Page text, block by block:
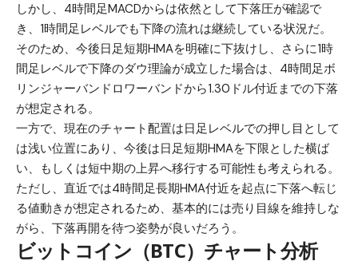
しかし、4時間足MACDからは依然として下落圧が確認で
き、1時間足レベルでも下降の流れは継続している状況だ。
そのため、今後日足短期HMAを明確に下抜けし、さらに1時
間足レベルで下降のダウ理論が成立した場合は、4時間足ボ
リンジャーバンドロワーバンドから1.30ドル付近までの下落
が想定される。
一方で、現在のチャート配置は日足レベルでの押し目として
は浅い位置にあり、今後は日足短期HMAを下限とした横ば
い、もしくは短中期の上昇へ移行する可能性も考えられる。
ただし、直近では4時間足長期HMA付近を起点に下落へ転じ
る値動きが想定されるため、基本的には売り目線を維持しな
がら、下落再開を待つ姿勢が良いだろう。
ビットコイン（BTC）チャート分析